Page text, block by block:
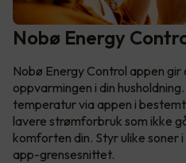
Nobø Energy
Nobø Energy Control appen
oppvarmingen i din
temperatur via appen i
lavere strømforbruk som ikke
komforten din. Styr ulike soner
app-grensesnittet.